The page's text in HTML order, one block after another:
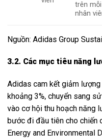
trên mỗi
nhân
Nguồn: Adidas Group
3.2. Các mục tiêu năng
Adidas cam kết giảm
khoảng 3%, chuyển sang
vào cơ hội thu hoạch năng
bước đi đầu tiên cho chiến
Energy and Environmental